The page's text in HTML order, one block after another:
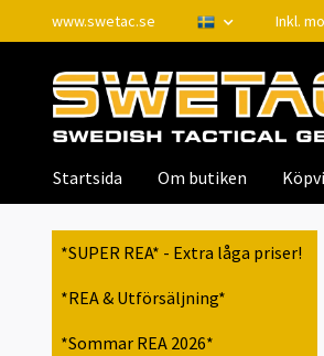
www.swetac.se Inkl.
Startsida Om butiken
*SUPER REA* - Extra låga priser!
*REA & Utförsäljning*
*Sommar REA 2026*